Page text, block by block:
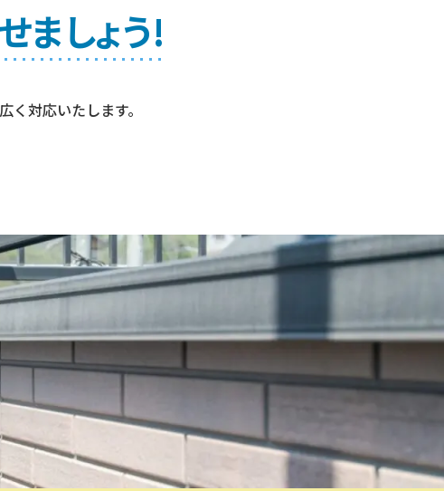
ましょう!
対応いたします。